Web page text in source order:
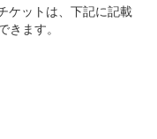
ケットは、下記に記載
ます。